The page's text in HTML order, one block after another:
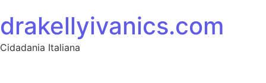
drakellyivanics.com
Cidadania Italiana